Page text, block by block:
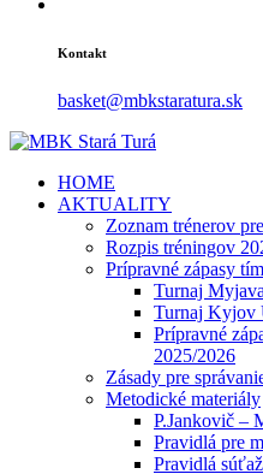
Kontakt
basket@mbkstaratura.sk
HOME
AKTUALITY
Zoznam trénerov
Rozpis tréningov
Prípravné zápasy
Turnaj
Turnaj Kyjov
Prípravné
2025/2026
Zásady pre
Metodické materiály
P.Jankovič –
Pravidlá pre
Pravidlá